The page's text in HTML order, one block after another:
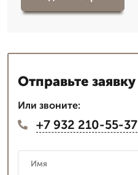
Отправьте заявку
Или звоните:
+7 932 210-55-37